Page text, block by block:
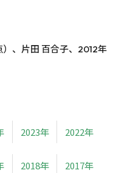
、片田 百合子、2012年
2023年 2022年
2018年 2017年